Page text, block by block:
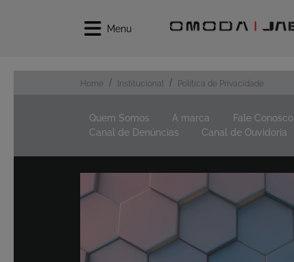
Menu
Home Institucional Política de Privacidade
Quem Somos A marca Fale Conosco
Canal de Denúncias
Canal de Ouvidoria